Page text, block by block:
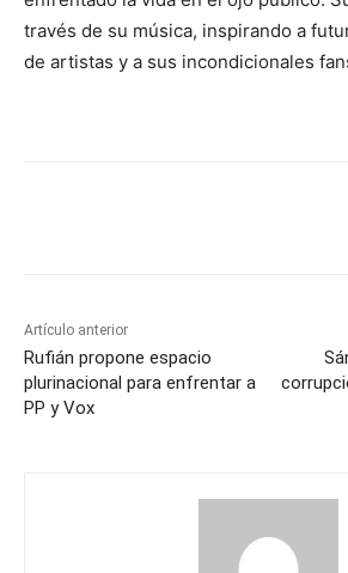
través de su música, inspirando a
de artistas y a sus incondicionales
Artículo anterior
Rufián propone espacio
plurinacional para enfrentar a
PP y Vox